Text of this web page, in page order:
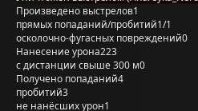
Произведено выстрелов1
прямых попаданий/пробитий1/1
осколочно-фугасных повреждений0
Нанесение урона223
с дистанции свыше 300 м0
Получено попаданий4
пробитий3
не нанёсших урон1